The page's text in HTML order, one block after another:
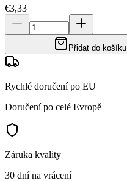
€3,33
Přidat do košíku
Rychlé doručení po EU
Doručení po celé Evropě
Záruka kvality
30 dní na vrácení